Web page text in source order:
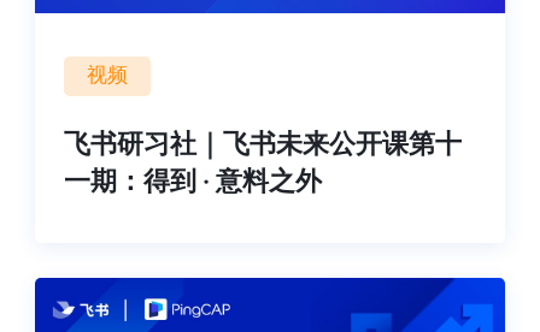
视频
飞书研习社｜飞书未来公开课第十
一期：得到 · 意料之外